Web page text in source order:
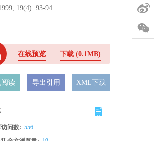
19(4): 93-94.
在线预览 下载(0.1MB)
阅读 导出引用 XML下载
访问数: 556